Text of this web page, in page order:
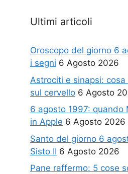
Ultimi articoli
Oroscopo del giorno 6
i segni 6 Agosto 2026
Astrociti e sinapsi:
sul cervello 6 Agosto
6 agosto 1997: quando
in Apple 6 Agosto 2026
Santo del giorno 6
Sisto II 6 Agosto 2026
Pane raffermo: 5 cose